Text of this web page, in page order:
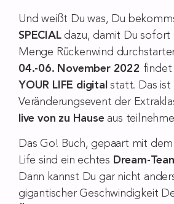
Und weißt Du was, Du
SPECIALdazu, damit Du sofort
Menge Rückenwind
04.-06. November 2022 findet
YOUR LIFE digital statt. Das ist
Veränderungsevent der
live von zu Hauseaus
Das Go! Buch, gepaart mit dem
Life sind ein echtes Dream-
Dann kannst Du gar nicht
gigantischer Geschwindigkeit